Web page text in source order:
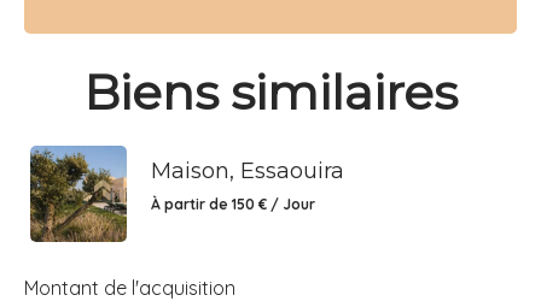
Biens similaires
Maison, Essaouira
À partir de 150 € / Jour
Montant de l'acquisition